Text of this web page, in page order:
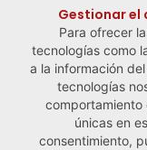
← Noticia
Gestionar el
Para ofrecer
tecnologías como
a la información
tecnologías
comportamiento
únicas en
consentimiento,